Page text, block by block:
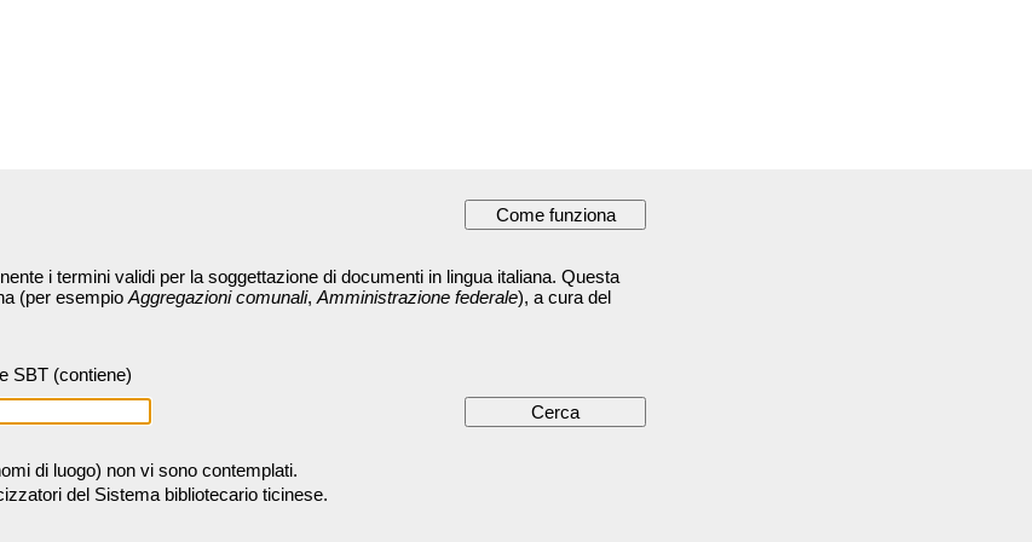
i termini validi per la soggettazione di documenti in lingua italiana. Questa
(per esempio Aggregazioni comunali, Amministrazione federale), a cura del
SBT (contiene)
di luogo) non vi sono contemplati.
del Sistema bibliotecario ticinese.